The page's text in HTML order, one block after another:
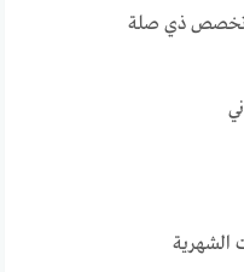
تخصص ذي صلة
الشهرية